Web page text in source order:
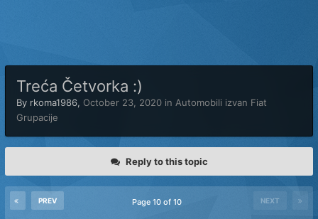
Treća Četvorka :)
By rkoma1986, October 23, 2020 in Automobili izvan Fiat
Grupacije
Reply to this topic
PREV NEXT
Page 10 of 10